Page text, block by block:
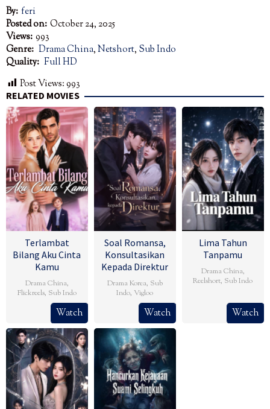
By: feri
Posted on: October 24, 2025
Views: 993
Genre: Drama China,Netshort, Sub Indo
Quality: Full HD
Post Views:993
RELATED MOVIES
Terlambat
Bilang Aku Cinta
Kamu
Drama China,
Flickreels, Sub Indo
Watch
Soal Romansa,
Konsultasikan
Kepada Direktur
Drama Korea, Sub
Indo,Vigloo
Watch
Lima Tahun
Tanpamu
Drama China,
Reelshort, Sub Indo
Watch